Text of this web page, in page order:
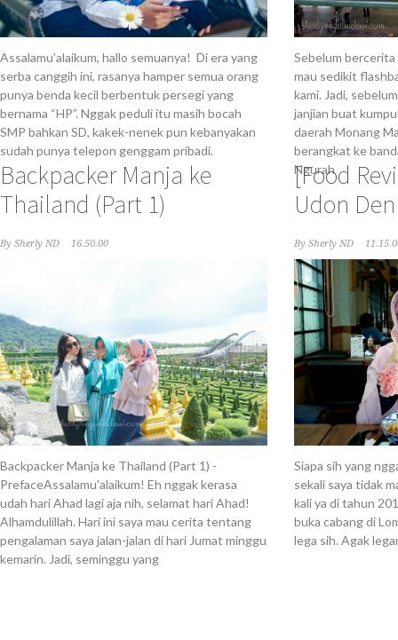
Assalamu’alaikum, hallo semuanya! Di era yang
serba canggih ini, rasanya hamper semua orang
punya benda kecil berbentuk persegi yang
bernama “HP”. Nggak peduli itu masih bocah
SMP bahkan SD, kakek-nenek pun kebanyakan
sudah punya telepon genggam pribadi.
Sebelum
mau sedikit
kami. Jadi,
janjian buat
daerah Monang
berangkat ke
Ngurah
Backpacker Manja ke
Thailand (Part 1)
By Sherly ND 16.50.00
Backpacker Manja ke Thailand (Part 1) -
PrefaceAssalamu'alaikum! Eh nggak kerasa
udah hari Ahad lagi aja nih, selamat hari Ahad!
Alhamdulillah. Hari ini saya mau cerita tentang
pengalaman saya jalan-jalan di hari Jumat minggu
kemarin. Jadi, seminggu yang
[Food
Udon
By Sherly ND
Siapa sih yang
sekali saya tidak
kali ya di tahun
buka cabang di
lega sih. Agak